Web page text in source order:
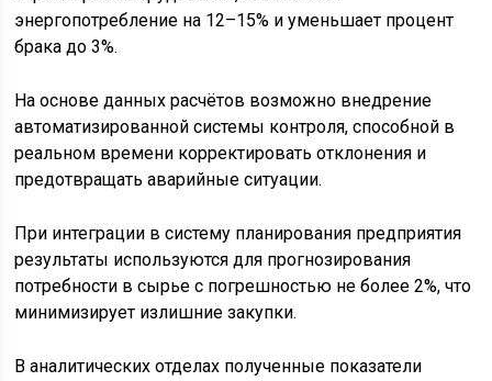
энергопотребление на 12–15% и уменьшает процент
брака до 3%.
На основе данных расчётов возможно внедрение
автоматизированной системы контроля, способной в
реальном времени корректировать отклонения и
предотвращать аварийные ситуации.
При интеграции в систему планирования предприятия
результаты используются для прогнозирования
потребности в сырье с погрешностью не более 2%, что
минимизирует излишние закупки.
В аналитических отделах полученные показатели